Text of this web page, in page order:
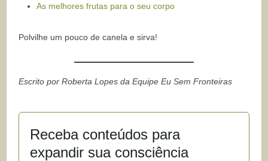
As melhores frutas para o seu corpo
Polvilhe um pouco de canela e sirva!
Escrito por Roberta Lopes da Equipe Eu Sem Fronteiras
Receba conteúdos para
expandir sua consciência